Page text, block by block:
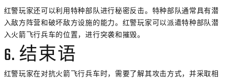
红警玩家还可以利用特种部队进行秘密反击。特种部队通常具有潜
入敌方阵营和破坏敌方设施的能力。红警玩家可以派遣特种部队潜
入火箭飞行兵车的位置，进行突袭和摧毁。
6. 结束语
红警玩家在对抗火箭飞行兵车时，需要了解其攻击方式，并采取相